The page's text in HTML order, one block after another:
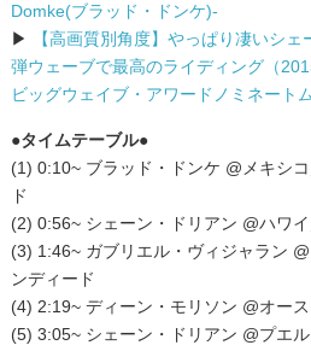
Domke(ブラッド・ドンケ)-
▶
【高画質別角度】やっぱり凄いシ
弾ウェーブで最高のライディング（
ビッグウェイブ・アワードノミネート
●タイムテーブル●
(1) 0:10~ ブラッド・ドンケ @メキシ
ド
(2) 0:56~ シェーン・ドリアン @ハワ
(3) 1:46~ ガブリエル・ヴィジャラン
ンディード
(4) 2:19~ ディーン・モリソン @オー
(5) 3:05~ シェーン・ドリアン @プエ